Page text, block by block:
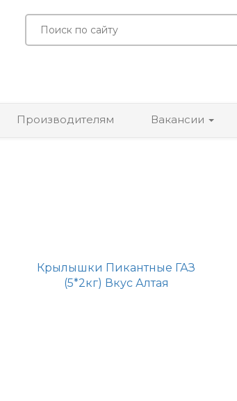
Производителям Вакансии
Крылышки Пикантные ГАЗ
(5*2кг) Вкус Алтая